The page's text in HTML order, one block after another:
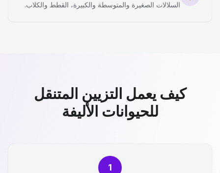
السلالات الصغيرة والمتوسطة والكبيرة، القطط والكلاب.
كيف يعمل التزيين المتنقل
للحيوانات الأليفة
1